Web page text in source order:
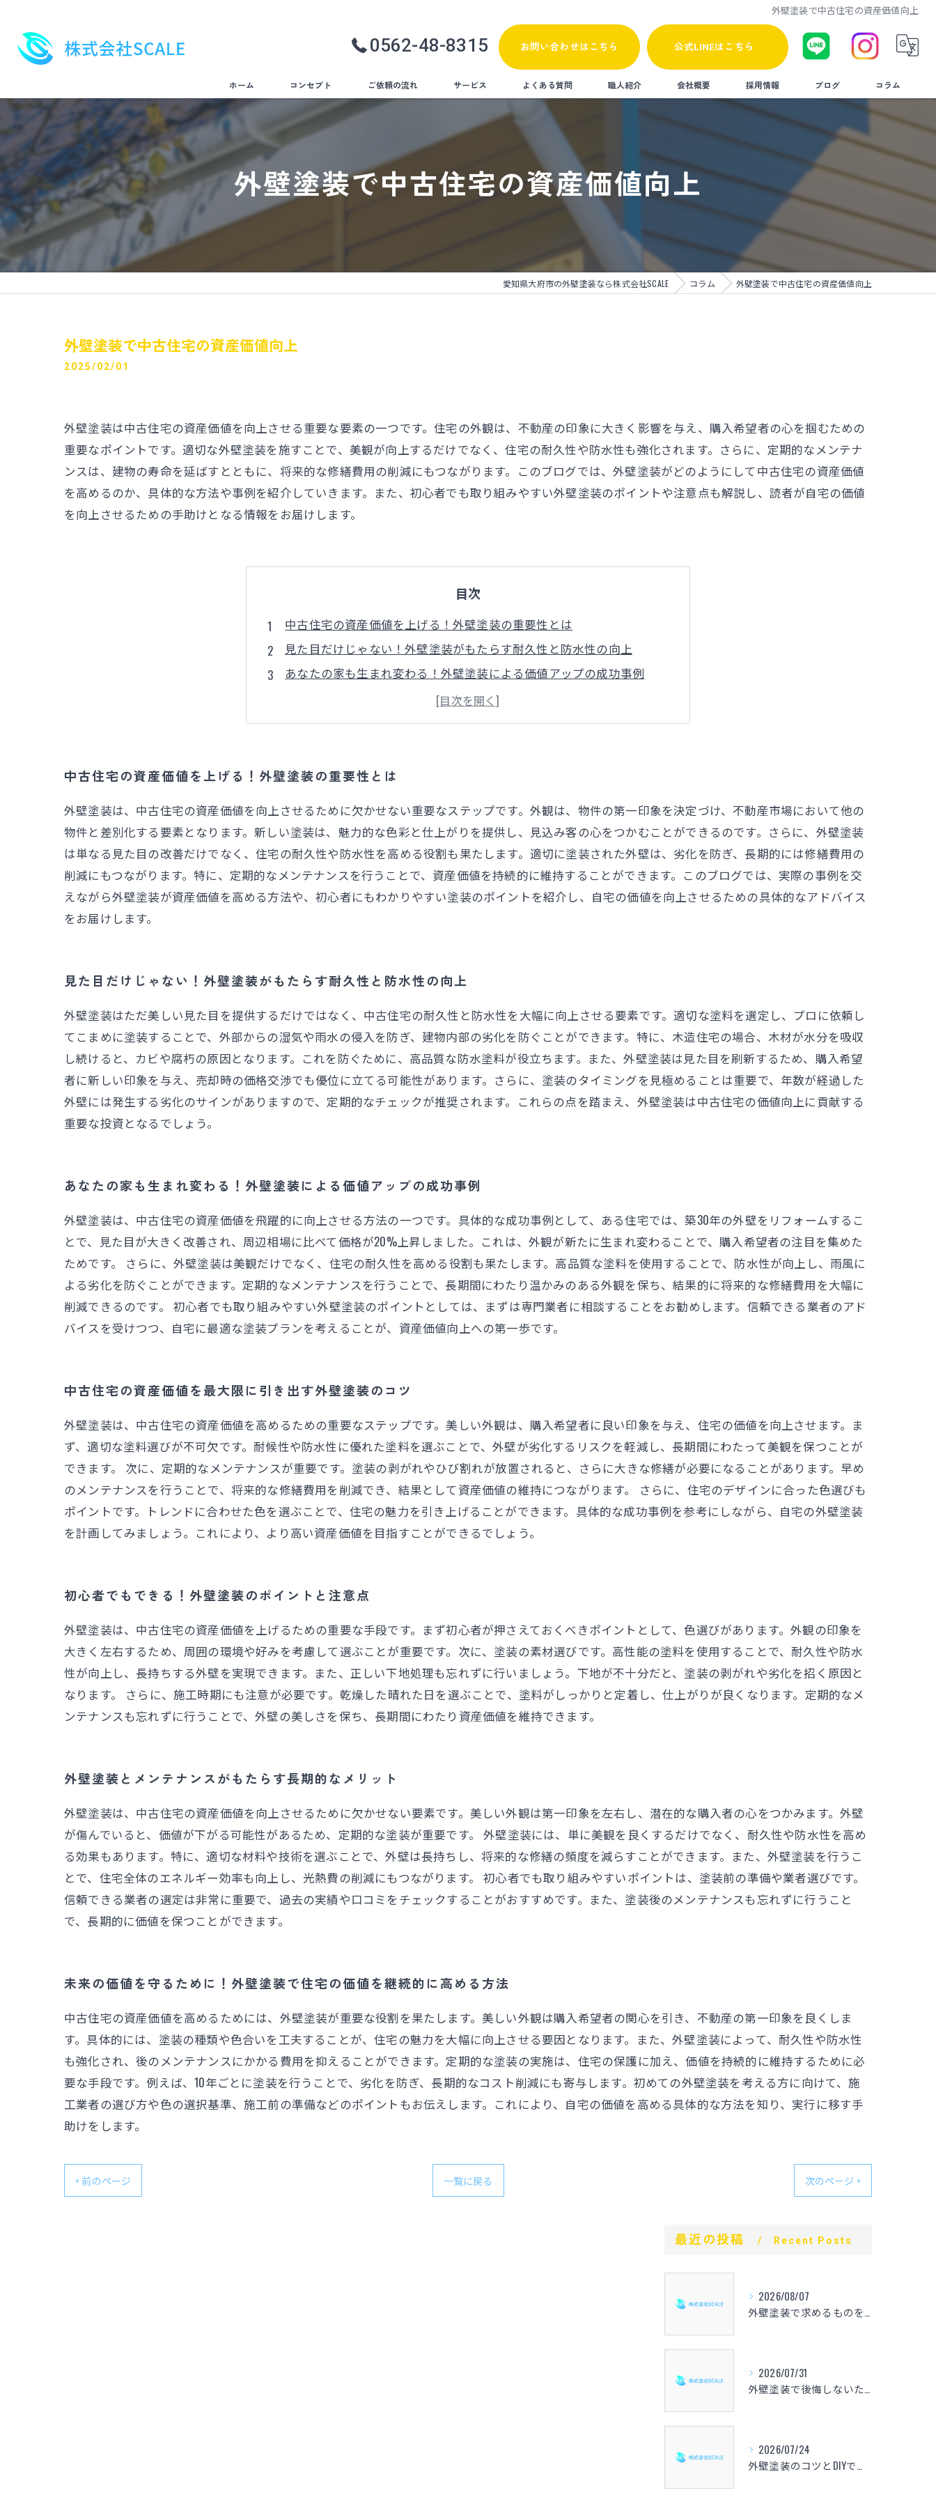
外壁塗装で中古住宅の資産価値向上
0562-48-8315 お問い合わせはこちら 公式LINEはこちら
ホーム コンセプト ご依頼の流れ サービス
塗り替え
防水工事
よくある質問 職人紹介 会社概要 採用情報 ブログ コラム
外壁塗装で中古住宅の資産価値向上
愛知県大府市の外壁塗装なら株式会社SCALE コラム 外壁塗装で中古住宅の資産価値向上
外壁塗装で中古住宅の資産価値向上
2025/02/01
外壁塗装は中古住宅の資産価値を向上させる重要な要素の一つです。住宅の外観は、不動産の印象に大きく影響を与え、購入希望者の心を掴むための
重要なポイントです。適切な外壁塗装を施すことで、美観が向上するだけでなく、住宅の耐久性や防水性も強化されます。さらに、定期的なメンテナ
ンスは、建物の寿命を延ばすとともに、将来的な修繕費用の削減にもつながります。このブログでは、外壁塗装がどのようにして中古住宅の資産価値
を高めるのか、具体的な方法や事例を紹介していきます。また、初心者でも取り組みやすい外壁塗装のポイントや注意点も解説し、読者が自宅の価値
を向上させるための手助けとなる情報をお届けします。
目次
中古住宅の資産価値を上げる！外壁塗装の重要性とは
見た目だけじゃない！外壁塗装がもたらす耐久性と防水性の向上
あなたの家も生まれ変わる！外壁塗装による価値アップの成功事例
中古住宅の資産価値を最大限に引き出す外壁塗装のコツ
初心者でもできる！外壁塗装のポイントと注意点
未来の価値を守るために！外壁塗装で住宅の価値を継続的に高める方法
中古住宅の資産価値を上げる！外壁塗装の重要性とは
外壁塗装は、中古住宅の資産価値を向上させるために欠かせない重要なステップです。外観は、物件の第一印象を決定づけ、不動産市場において他の
物件と差別化する要素となります。新しい塗装は、魅力的な色彩と仕上がりを提供し、見込み客の心をつかむことができるのです。さらに、外壁塗装
は単なる見た目の改善だけでなく、住宅の耐久性や防水性を高める役割も果たします。適切に塗装された外壁は、劣化を防ぎ、長期的には修繕費用の
削減にもつながります。特に、定期的なメンテナンスを行うことで、資産価値を持続的に維持することができます。このブログでは、実際の事例を交
えながら外壁塗装が資産価値を高める方法や、初心者にもわかりやすい塗装のポイントを紹介し、自宅の価値を向上させるための具体的なアドバイス
をお届けします。
見た目だけじゃない！外壁塗装がもたらす耐久性と防水性の向上
外壁塗装はただ美しい見た目を提供するだけではなく、中古住宅の耐久性と防水性を大幅に向上させる要素です。適切な塗料を選定し、プロに依頼し
てこまめに塗装することで、外部からの湿気や雨水の侵入を防ぎ、建物内部の劣化を防ぐことができます。特に、木造住宅の場合、木材が水分を吸収
し続けると、カビや腐朽の原因となります。これを防ぐために、高品質な防水塗料が役立ちます。また、外壁塗装は見た目を刷新するため、購入希望
者に新しい印象を与え、売却時の価格交渉でも優位に立てる可能性があります。さらに、塗装のタイミングを見極めることは重要で、年数が経過した
外壁には発生する劣化のサインがありますので、定期的なチェックが推奨されます。これらの点を踏まえ、外壁塗装は中古住宅の価値向上に貢献する
重要な投資となるでしょう。
あなたの家も生まれ変わる！外壁塗装による価値アップの成功事例
外壁塗装は、中古住宅の資産価値を飛躍的に向上させる方法の一つです。具体的な成功事例として、ある住宅では、築30年の外壁をリフォームするこ
とで、見た目が大きく改善され、周辺相場に比べて価格が20%上昇しました。これは、外観が新たに生まれ変わることで、購入希望者の注目を集めた
ためです。 さらに、外壁塗装は美観だけでなく、住宅の耐久性を高める役割も果たします。高品質な塗料を使用することで、防水性が向上し、雨風に
よる劣化を防ぐことができます。定期的なメンテナンスを行うことで、長期間にわたり温かみのある外観を保ち、結果的に将来的な修繕費用を大幅に
削減できるのです。 初心者でも取り組みやすい外壁塗装のポイントとしては、まずは専門業者に相談することをお勧めします。信頼できる業者のアド
バイスを受けつつ、自宅に最適な塗装プランを考えることが、資産価値向上への第一歩です。
中古住宅の資産価値を最大限に引き出す外壁塗装のコツ
外壁塗装は、中古住宅の資産価値を高めるための重要なステップです。美しい外観は、購入希望者に良い印象を与え、住宅の価値を向上させます。ま
ず、適切な塗料選びが不可欠です。耐候性や防水性に優れた塗料を選ぶことで、外壁が劣化するリスクを軽減し、長期間にわたって美観を保つことが
できます。 次に、定期的なメンテナンスが重要です。塗装の剥がれやひび割れが放置されると、さらに大きな修繕が必要になることがあります。早め
のメンテナンスを行うことで、将来的な修繕費用を削減でき、結果として資産価値の維持につながります。 さらに、住宅のデザインに合った色選びも
ポイントです。トレンドに合わせた色を選ぶことで、住宅の魅力を引き上げることができます。具体的な成功事例を参考にしながら、自宅の外壁塗装
を計画してみましょう。これにより、より高い資産価値を目指すことができるでしょう。
初心者でもできる！外壁塗装のポイントと注意点
外壁塗装は、中古住宅の資産価値を上げるための重要な手段です。まず初心者が押さえておくべきポイントとして、色選びがあります。外観の印象を
大きく左右するため、周囲の環境や好みを考慮して選ぶことが重要です。次に、塗装の素材選びです。高性能の塗料を使用することで、耐久性や防水
性が向上し、長持ちする外壁を実現できます。また、正しい下地処理も忘れずに行いましょう。下地が不十分だと、塗装の剥がれや劣化を招く原因と
なります。 さらに、施工時期にも注意が必要です。乾燥した晴れた日を選ぶことで、塗料がしっかりと定着し、仕上がりが良くなります。定期的なメ
ンテナンスも忘れずに行うことで、外壁の美しさを保ち、長期間にわたり資産価値を維持できます。
外壁塗装とメンテナンスがもたらす長期的なメリット
外壁塗装は、中古住宅の資産価値を向上させるために欠かせない要素です。美しい外観は第一印象を左右し、潜在的な購入者の心をつかみます。外壁
が傷んでいると、価値が下がる可能性があるため、定期的な塗装が重要です。 外壁塗装には、単に美観を良くするだけでなく、耐久性や防水性を高め
る効果もあります。特に、適切な材料や技術を選ぶことで、外壁は長持ちし、将来的な修繕の頻度を減らすことができます。また、外壁塗装を行うこ
とで、住宅全体のエネルギー効率も向上し、光熱費の削減にもつながります。 初心者でも取り組みやすいポイントは、塗装前の準備や業者選びです。
信頼できる業者の選定は非常に重要で、過去の実績や口コミをチェックすることがおすすめです。また、塗装後のメンテナンスも忘れずに行うこと
で、長期的に価値を保つことができます。
未来の価値を守るために！外壁塗装で住宅の価値を継続的に高める方法
中古住宅の資産価値を高めるためには、外壁塗装が重要な役割を果たします。美しい外観は購入希望者の関心を引き、不動産の第一印象を良くしま
す。具体的には、塗装の種類や色合いを工夫することが、住宅の魅力を大幅に向上させる要因となります。また、外壁塗装によって、耐久性や防水性
も強化され、後のメンテナンスにかかる費用を抑えることができます。定期的な塗装の実施は、住宅の保護に加え、価値を持続的に維持するために必
要な手段です。例えば、10年ごとに塗装を行うことで、劣化を防ぎ、長期的なコスト削減にも寄与します。初めての外壁塗装を考える方に向けて、施
工業者の選び方や色の選択基準、施工前の準備などのポイントもお伝えします。これにより、自宅の価値を高める具体的な方法を知り、実行に移す手
助けをします。
< 前のページ 一覧に戻る 次のページ >
最近の投稿 Recent Posts
2026/08/07
外壁塗装で求めるものを整理し失敗しない選び方と見積もり比較の実践ガイド
2026/07/31
外壁塗装で後悔しないための心得と愛知県の相場や色選び・業者選定のポイントを解説
2026/07/24
外壁塗装のコツとDIYで失敗しない手順や仕上げの秘訣を徹底解説